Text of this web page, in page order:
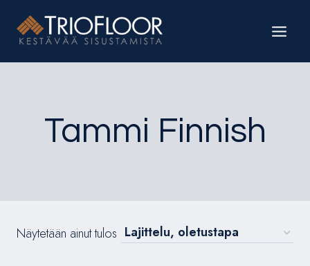
sisältöön
Tammi Finnish
Näytetään ainut tulos